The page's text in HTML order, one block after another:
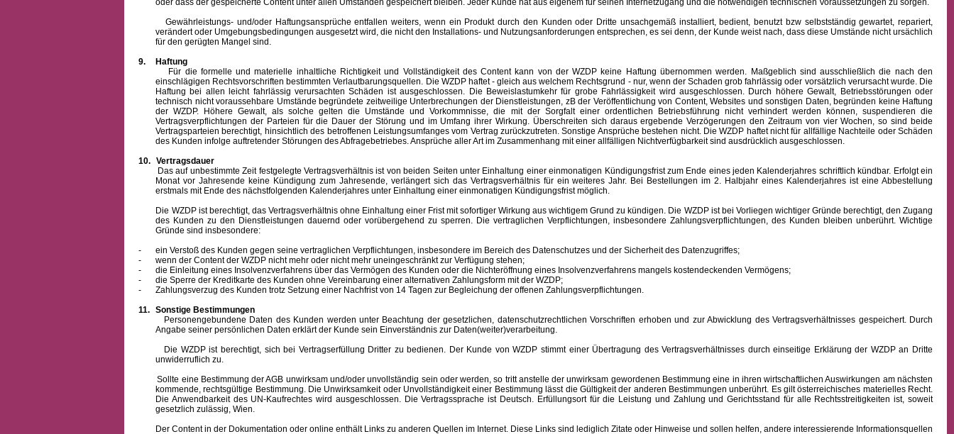
oder dass der gespeicherte Content unter allen Umständen gespeichert bleiben. Jeder Kunde hat aus eigenem für seinen Internetzugang und die notwendigen technischen Voraussetzungen zu sorgen.
Gewährleistungs- und/oder Haftungsansprüche entfallen weiters, wenn ein Produkt durch den Kunden oder Dritte unsachgemäß installiert, bedient, benutzt bzw selbstständig gewartet, repariert,
verändert oder Umgebungsbedingungen ausgesetzt wird, die nicht den Installations- und Nutzungsanforderungen entsprechen, es sei denn, der Kunde weist nach, dass diese Umstände nicht ursächlich
für den gerügten Mangel sind.
9.
Haftung
Für die formelle und materielle inhaltliche Richtigkeit und Vollständigkeit des Content kann von der WZDP keine Haftung übernommen werden. Maßgeblich sind ausschließlich die nach den
einschlägigen Rechtsvorschriften bestimmten Verlautbarungsquellen. Die WZDP haftet - gleich aus welchem Rechtsgrund - nur, wenn der Schaden grob fahrlässig oder vorsätzlich verursacht wurde. Die
Haftung bei allen leicht fahrlässig verursachten Schäden ist ausgeschlossen. Die Beweislastumkehr für grobe Fahrlässigkeit wird ausgeschlossen. Durch höhere Gewalt, Betriebsstörungen oder
technisch nicht voraussehbare Umstände begründete zeitweilige Unterbrechungen der Dienstleistungen, zB der Veröffentlichung von Content, Websites und sonstigen Daten, begründen keine Haftung
der WZDP. Höhere Gewalt, als solche gelten die Umstände und Vorkommnisse, die mit der Sorgfalt einer ordentlichen Betriebsführung nicht verhindert werden können, suspendieren die
Vertragsverpflichtungen der Parteien für die Dauer der Störung und im Umfang ihrer Wirkung. Überschreiten sich daraus ergebende Verzögerungen den Zeitraum von vier Wochen, so sind beide
Vertragsparteien berechtigt, hinsichtlich des betroffenen Leistungsumfanges vom Vertrag zurückzutreten. Sonstige Ansprüche bestehen nicht. Die WZDP haftet nicht für allfällige Nachteile oder Schäden
des Kunden infolge auftretender Störungen des Abfragebetriebes. Ansprüche aller Art im Zusammenhang mit einer allfälligen Nichtverfügbarkeit sind ausdrücklich ausgeschlossen.
10. Vertragsdauer
Das auf unbestimmte Zeit festgelegte Vertragsverhältnis ist von beiden Seiten unter Einhaltung einer einmonatigen Kündigungsfrist zum Ende eines jeden Kalenderjahres schriftlich kündbar. Erfolgt ein
Monat vor Jahresende keine Kündigung zum Jahresende, verlängert sich das Vertragsverhältnis für ein weiteres Jahr. Bei Bestellungen im 2. Halbjahr eines Kalenderjahres ist eine Abbestellung
erstmals mit Ende des nächstfolgenden Kalenderjahres unter Einhaltung einer einmonatigen Kündigungsfrist möglich.
Die WZDP ist berechtigt, das Vertragsverhältnis ohne Einhaltung einer Frist mit sofortiger Wirkung aus wichtigem Grund zu kündigen. Die WZDP ist bei Vorliegen wichtiger Gründe berechtigt, den Zugang
des Kunden zu den Dienstleistungen dauernd oder vorübergehend zu sperren. Die vertraglichen Verpflichtungen, insbesondere Zahlungsverpflichtungen, des Kunden bleiben unberührt. Wichtige
Gründe sind insbesondere:
-
ein Verstoß des Kunden gegen seine vertraglichen Verpflichtungen, insbesondere im Bereich des Datenschutzes und der Sicherheit des Datenzugriffes;
-
wenn der Content der WZDP nicht mehr oder nicht mehr uneingeschränkt zur Verfügung stehen;
-
die Einleitung eines Insolvenzverfahrens über das Vermögen des Kunden oder die Nichteröffnung eines Insolvenzverfahrens mangels kostendeckenden Vermögens;
-
die Sperre der Kreditkarte des Kunden ohne Vereinbarung einer alternativen Zahlungsform mit der WZDP;
-
Zahlungsverzug des Kunden trotz Setzung einer Nachfrist von 14 Tagen zur Begleichung der offenen Zahlungsverpflichtungen.
11. Sonstige Bestimmungen
Personengebundene Daten des Kunden werden unter Beachtung der gesetzlichen, datenschutzrechtlichen Vorschriften erhoben und zur Abwicklung des Vertragsverhältnisses gespeichert. Durch
Angabe seiner persönlichen Daten erklärt der Kunde sein Einverständnis zur Daten(weiter)verarbeitung.
Die WZDP ist berechtigt, sich bei Vertragserfüllung Dritter zu bedienen. Der Kunde von WZDP stimmt einer Übertragung des Vertragsverhältnisses durch einseitige Erklärung der WZDP an Dritte
unwiderruflich zu.
Sollte eine Bestimmung der AGB unwirksam und/oder unvollständig sein oder werden, so tritt anstelle der unwirksam gewordenen Bestimmung eine in ihren wirtschaftlichen Auswirkungen am nächsten
kommende, rechtsgültige Bestimmung. Die Unwirksamkeit oder Unvollständigkeit einer Bestimmung lässt die Gültigkeit der anderen Bestimmungen unberührt. Es gilt österreichisches materielles Recht.
Die Anwendbarkeit des UN-Kaufrechtes wird ausgeschlossen. Die Vertragssprache ist Deutsch. Erfüllungsort für die Leistung und Zahlungund Gerichtsstand für alle Rechtsstreitigkeiten ist, soweit
gesetzlich zulässig, Wien.
Der Content in der Dokumentation oder online enthält Links zu anderen Quellen im Internet. Diese Links sind lediglich Zitate oder Hinweise und sollen helfen, andere interessierende Informationsquellen